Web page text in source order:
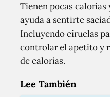
Tienen pocas
ayuda a sentirte
Incluyendo ciruelas
controlar el apetito y
de calorías.
Lee También